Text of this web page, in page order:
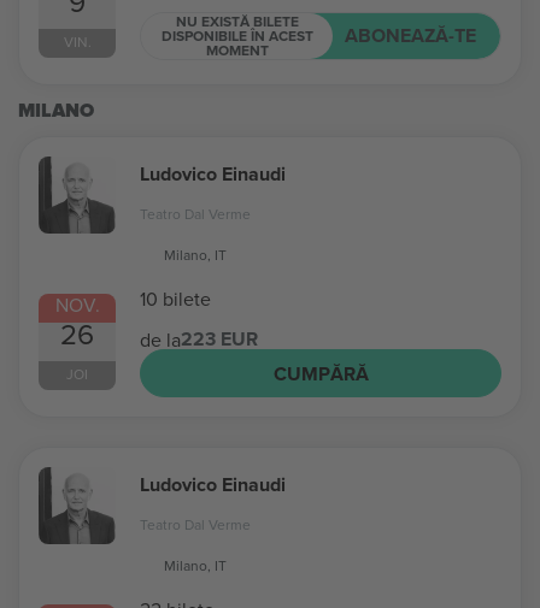
VIN.
NU EXISTĂ BILETE
DISPONIBILE ÎN ACEST
MOMENT
ABONEAZĂ-TE
MILANO
NOV.
26
JOI
Ludovico Einaudi
Teatro Dal Verme
Milano, IT
10 bilete
de la223 EUR
CUMPĂRĂ
Ludovico Einaudi
Teatro Dal Verme
Milano, IT